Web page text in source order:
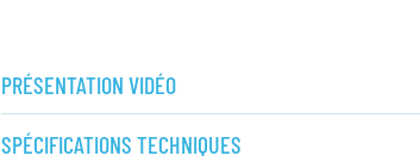
PRÉSENTATION VIDÉO
SPÉCIFICATIONS TECHNIQUES